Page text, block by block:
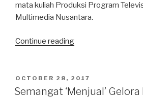
mata kuliah Produksi Program
Multimedia Nusantara.
Continue reading“Memotret
Kendala
Izin”
POSTED
ON
OCTOBER 28, 2017
Semangat ‘Menjual’